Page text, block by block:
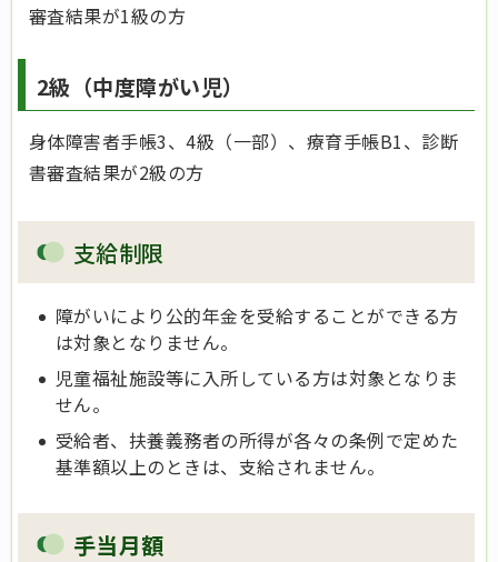
審査結果が1級の方
2級（中度障がい児）
身体障害者手帳3、4級（一部）、療育手帳B1、診断
書審査結果が2級の方
支給制限
障がいにより公的年金を受給することができる方
は対象となりません。
児童福祉施設等に入所している方は対象となりま
せん。
受給者、扶養義務者の所得が各々の条例で定めた
基準額以上のときは、支給されません。
手当月額